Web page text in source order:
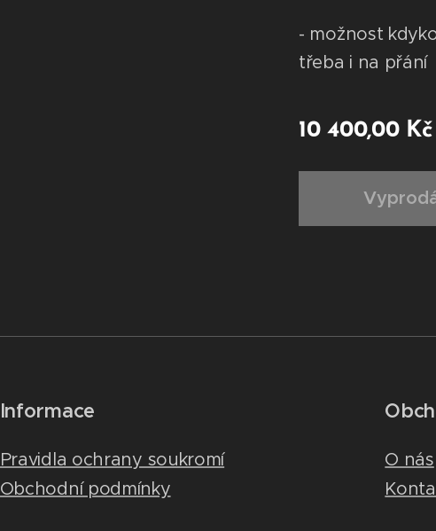
- možnost
třeba i na přání
10 400,00Kč
Informace
Pravidla ochrany soukromí
Obchodní podmínky
O nás